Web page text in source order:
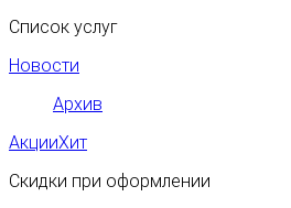
Список услуг
Новости
Архив
АкцииХит
Скидки при оформлении